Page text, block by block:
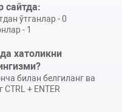
сайтда:
ўтганлар - 0
- 1
хатоликни
билан белгиланг ва
CTRL + ENTER